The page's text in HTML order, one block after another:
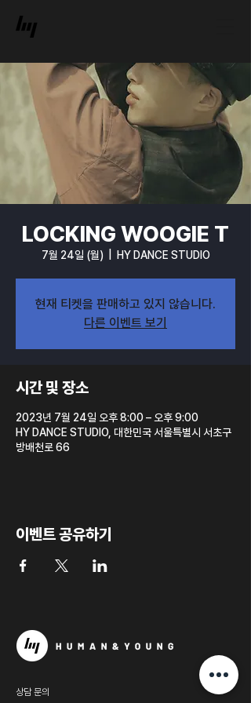
LOCKING WOOGIE T
7월 24일 (월) HY DANCE STUDIO
현재 티켓을 판매하고 있지 않습니다.
다른 이벤트 보기
시간 및 장소
2023년 7월 24일 오후 8:00 – 오후 9:00
HY DANCE STUDIO, 대한민국 서울특별시 서초구
방배천로 66
이벤트 공유하기
상담 문의